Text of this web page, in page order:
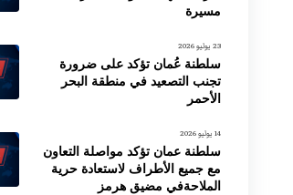
مسيرة
23 يوليو 2026
سلطنة عُمان تؤكد على ضرورة
تجنب التصعيد في منطقة البحر
الأحمر
14 يوليو 2026
سلطنة عمان تؤكد مواصلة التعاون
مع جميع الأطراف لاستعادة حرية
الملاحةفي مضيق هرمز